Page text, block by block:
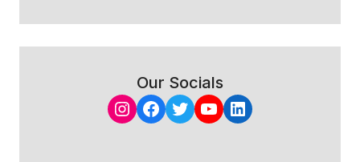
Our Socials
Instagram
Facebook
Twitter
YouTube
LinkedIn